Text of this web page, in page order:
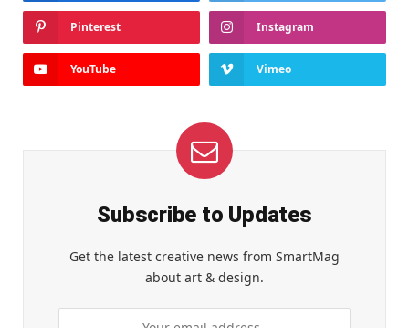
Pinterest Instagram
YouTube Vimeo
Subscribe to Updates
Get the latest creative news from SmartMag
about art & design.